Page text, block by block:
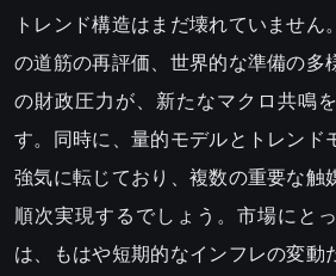
トレンド構造はまだ壊れていませ
の道筋の再評価、世界的な準備の多
の財政圧力が、新たなマクロ共鳴
す。同時に、量的モデルとトレンド
強気に転じており、複数の重要な触
順次実現するでしょう。市場にと
は、もはや短期的なインフレの変動